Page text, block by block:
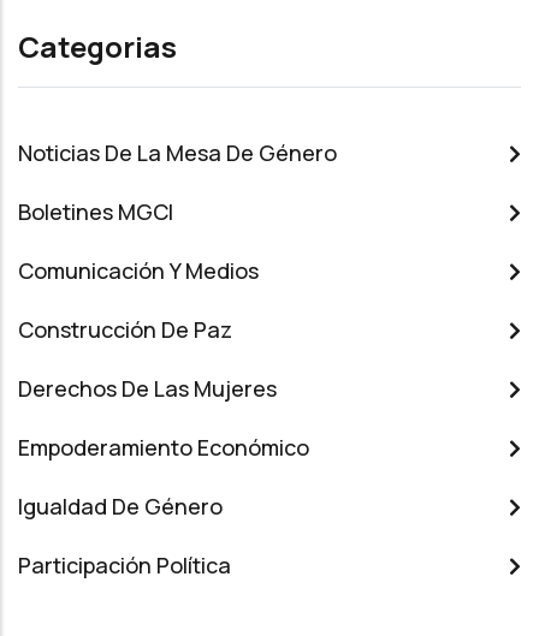
Categorias
Noticias De La Mesa De Género
Boletines MGCI
Comunicación Y Medios
Construcción De Paz
Derechos De Las Mujeres
Empoderamiento Económico
Igualdad De Género
Participación Política